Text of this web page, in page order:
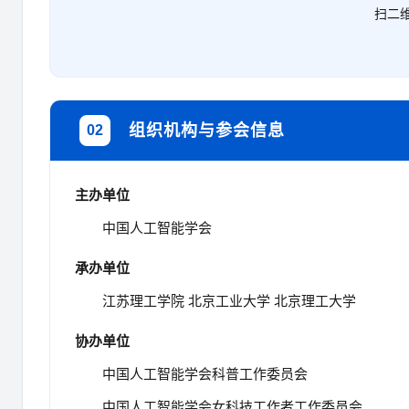
扫二
02 组织机构与参会信息
主办单位
中国人工智能学会
承办单位
江苏理工学院 北京工业大学 北京理工大学
协办单位
中国人工智能学会科普工作委员会